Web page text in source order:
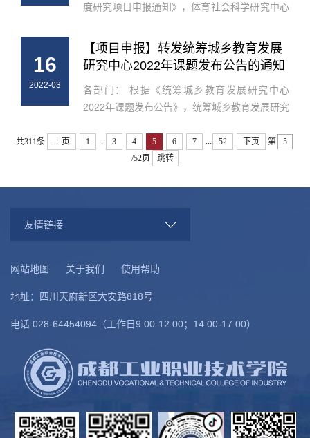
度研究项目申报通知》，体育社会科学研究中心
校实际情况，现将相关事项通知如下： 一、申报
要求 本年度项目设重点项目、一...
16
2022-03
【项目申报】转发统筹城乡教育发展
研究中心2022年课题发布公告的通知
各部门： 根据《统筹城乡教育发展研究中心
2022年课题发布公告》，统筹城乡教育发展研究
实际情况，现将相关事项通知如下： 一、申报要
求 本年度项目设重大课题、重点课...
共311条 上页 1 3 4 5 6 7 52 下页
第
/52页
跳转
友情链接
网站地图 关于我们 使用帮助
地址：四川天府新区大安路818号
电话:028-64454094（工作日9:00-12:00；14:00-17:00）